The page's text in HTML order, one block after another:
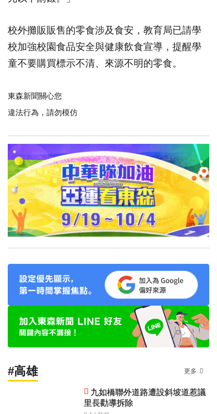
校外攤販販售的零食涉及食安，教育局已請學
校加強校園食品安全與健康飲食宣導，提醒學
童不要購買標示不清、來源不明的零食。
東森新聞關心您
違法行為，請勿模仿
#高雄 更多
九如橋聯外道路遭設斜坡道惹議
里長勸導拆除